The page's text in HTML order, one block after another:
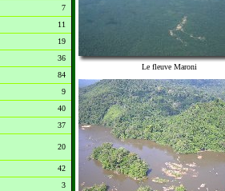
7
11
19
36
84
9
40
37
20
42
3
Le fleuve Maroni